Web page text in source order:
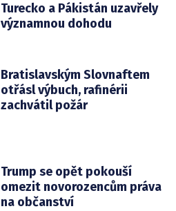
Turecko a Pákistán uzavřely
významnou dohodu
Bratislavským Slovnaftem
otřásl výbuch, rafinérii
zachvátil požár
Trump se opět pokouší
omezit novorozencům práva
na občanství